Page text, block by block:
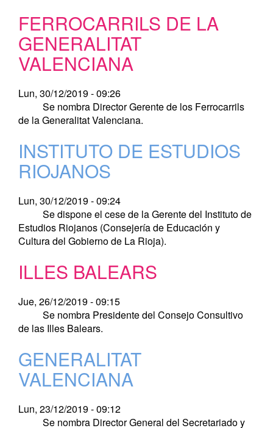
FERROCARRILS DE LA
GENERALITAT
VALENCIANA
Lun, 30/12/2019 - 09:26
Se nombra Director Gerente de los Ferrocarrils
de la Generalitat Valenciana.
INSTITUTO DE ESTUDIOS
RIOJANOS
Lun, 30/12/2019 - 09:24
Se dispone el cese de la Gerente del Instituto de
Estudios Riojanos (Consejería de Educación y
Cultura del Gobierno de La Rioja).
ILLES BALEARS
Jue, 26/12/2019 - 09:15
Se nombra Presidente del Consejo Consultivo
de las Illes Balears.
GENERALITAT
VALENCIANA
Lun, 23/12/2019 - 09:12
Se nombra Director General del Secretariado y